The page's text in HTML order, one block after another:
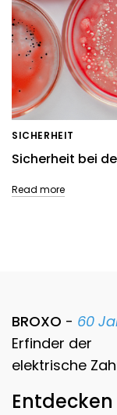
SICHERHEIT
Sicherheit bei
Read more
BROXO - 60
Erfinder der
elektrische
Entdecken